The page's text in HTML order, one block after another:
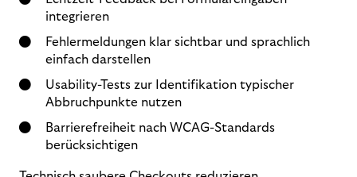
integrieren
Fehlermeldungen klar sichtbar und sprachlich
einfach darstellen
Usability-Tests zur Identifikation typischer
Abbruchpunkte nutzen
Barrierefreiheit nach WCAG-Standards
berücksichtigen